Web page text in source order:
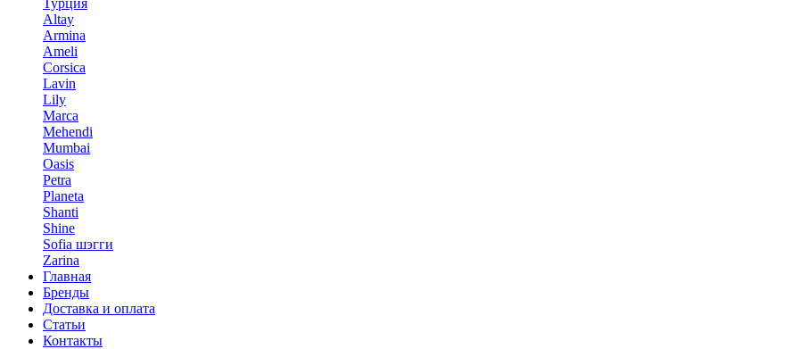
Турция
Altay
Armina
Ameli
Corsica
Lavin
Lily
Marca
Mehendi
Mumbai
Oasis
Petra
Planeta
Shanti
Shine
Sofia шэгги
Zarina
Главная
Бренды
Доставка и оплата
Статьи
Контакты